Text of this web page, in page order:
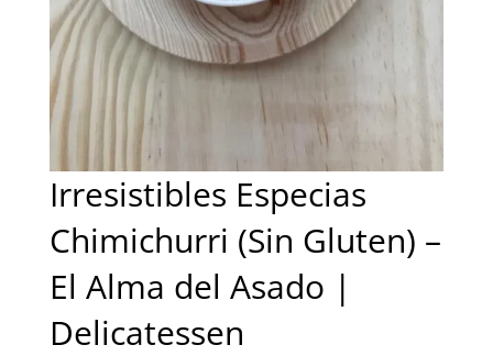
Irresistibles Especias
Chimichurri (Sin Gluten) –
El Alma del Asado |
Delicatessen